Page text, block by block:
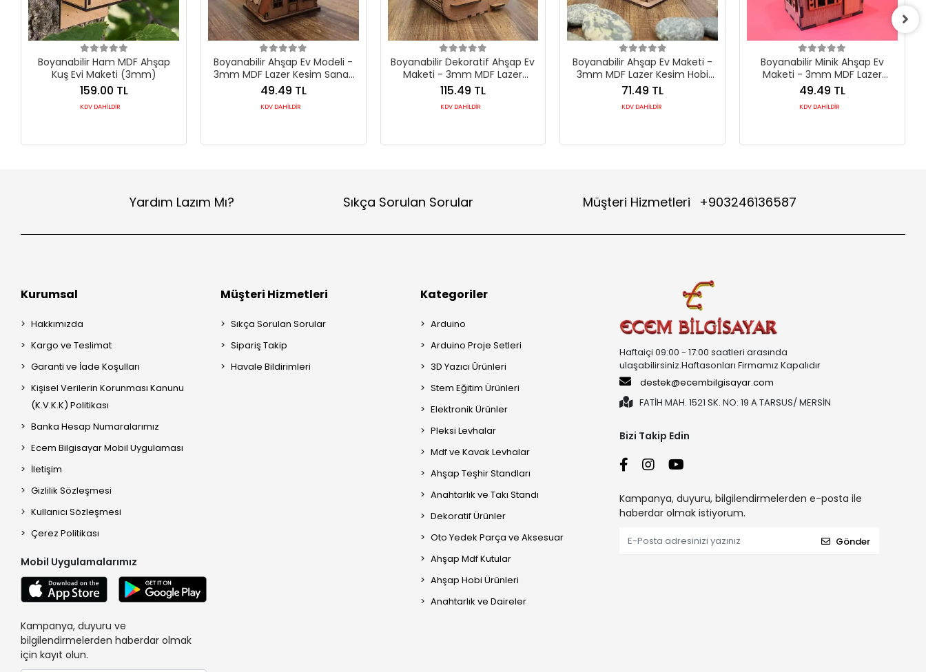
Boyanabilir Ham MDF Ahşap
Kuş Evi Maketi (3mm)
159.00 TL
KDV DAHİLDİR
Boyanabilir Ahşap Ev Modeli -
3mm MDF Lazer Kesim Sanat
Etkinliği
49.49 TL
KDV DAHİLDİR
Boyanabilir Dekoratif Ahşap Ev
Maketi - 3mm MDF Lazer
Kesim Hobi Seti
115.49 TL
KDV DAHİLDİR
Boyanabilir Ahşap Ev Maketi -
3mm MDF Lazer Kesim Hobi
Aktivite Seti
71.49 TL
KDV DAHİLDİR
Boyanabilir Minik Ahşap Ev
Maketi - 3mm MDF Lazer
Kesim Etkinlik Seti
49.49 TL
KDV DAHİLDİR
Yardım Lazım Mı? Sıkça Sorulan Sorular Müşteri Hizmetleri +903246136587
Kurumsal
Hakkımızda
Kargo ve Teslimat
Garanti ve İade Koşulları
Kişisel Verilerin Korunması Kanunu
(K.V.K.K) Politikası
Banka Hesap Numaralarımız
Ecem Bilgisayar Mobil Uygulaması
İletişim
Gizlilik Sözleşmesi
Kullanıcı Sözleşmesi
Çerez Politikası
Mobil Uygulamalarımız
Kampanya, duyuru ve
bilgilendirmelerden haberdar olmak
için kayıt olun.
Müşteri Hizmetleri
Sıkça Sorulan Sorular
Sipariş Takip
Havale Bildirimleri
Kategoriler
Arduino
Arduino Proje Setleri
3D Yazıcı Ürünleri
Stem Eğitim Ürünleri
Elektronik Ürünler
Pleksi Levhalar
Mdf ve Kavak Levhalar
Ahşap Teşhir Standları
Anahtarlık ve Takı Standı
Dekoratif Ürünler
Oto Yedek Parça ve Aksesuar
Ahşap Mdf Kutular
Ahşap Hobi Ürünleri
Anahtarlık ve Daireler
Haftaiçi 09:00 - 17:00 saatleri arasında
ulaşabilirsiniz.Haftasonları Firmamız Kapalıdır
destek@ecembilgisayar.com
FATİH MAH. 1521 SK. NO: 19 A TARSUS/ MERSİN
Bizi Takip Edin
Kampanya, duyuru, bilgilendirmelerden e-posta ile
haberdar olmak istiyorum.
Gönder